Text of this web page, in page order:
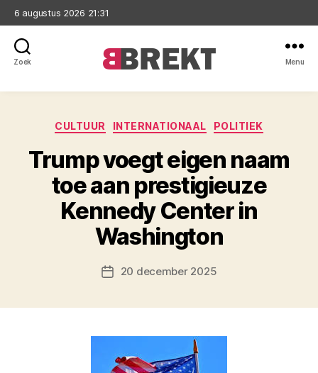
6 augustus 2026 21:31
Zoek Menu
Categorieën
CULTUUR INTERNATIONAAL POLITIEK
Trump voegt eigen naam
toe aan prestigieuze
Kennedy Center in
Washington
Berichtdatum
20 december 2025